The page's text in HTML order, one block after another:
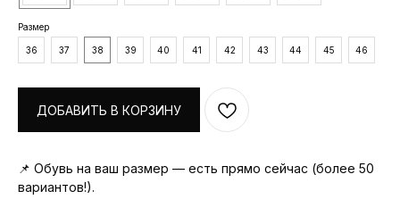
Размер
36 37 38 39 40 41 42 43 44 45 46
ДОБАВИТЬ В КОРЗИНУ
📌 Обувь на ваш размер — есть прямо сейчас (более 50
вариантов!).